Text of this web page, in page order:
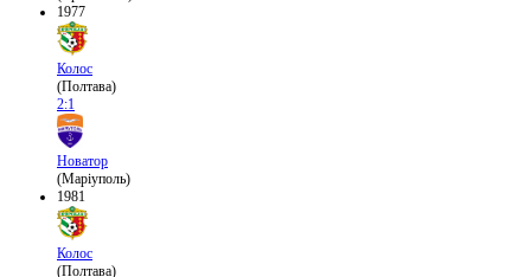
1977
Колос
(Полтава)
2:1
Новатор
(Маріуполь)
1981
Колос
(Полтава)